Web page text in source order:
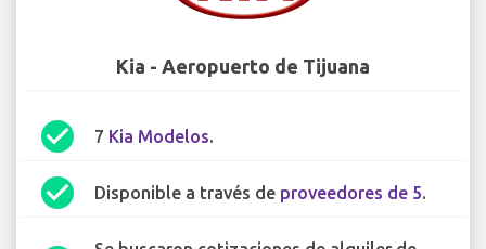
Kia - Aeropuerto de Tijuana
check_circle 7 Kia Modelos.
check_circle Disponible a través de proveedores de 5.